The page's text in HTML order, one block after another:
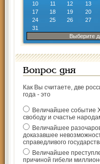
10
11 12 13
17
18 19 20
24
25 26 27
31
Выберите
Вопрос дня
Как Вы считаете, две
года - это
Величайшее событие
свободу и счастье
Величайшее
доказавшее
справедливого
Величайшее
причиной гибели